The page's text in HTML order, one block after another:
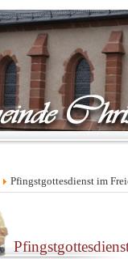
Pfingstgottesdienst im